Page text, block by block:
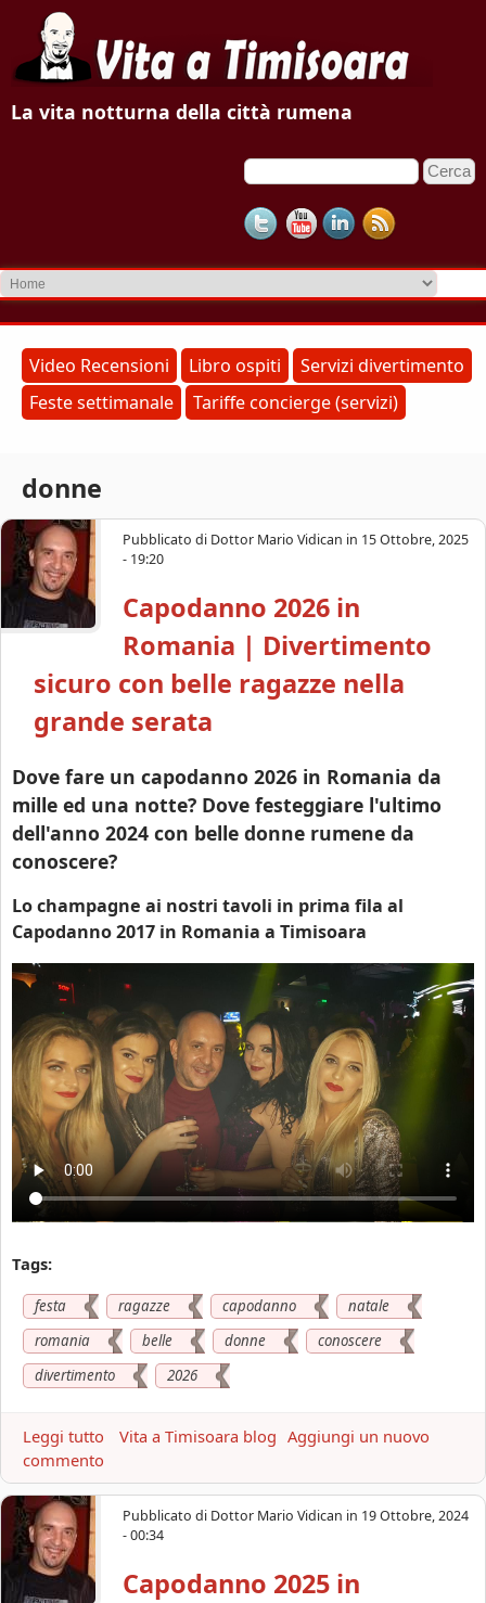
V
a
T
m
s
o
a
r
La vita notturna della città rumena
F
o
r
m
d
i
r
i
c
a
C
r
c
a
Video Recensioni Libro ospiti
Servizi divertimento
Feste settimanale
Tariffe concierge (servizi)
donne
Pubblicato di Dottor Mario Vidican in 15 Ottobre, 2025
- 19:20
Capodanno 2026 in
Romania | Divertimento
sicuro con belle ragazze nella
grande serata
Dove fare un capodanno 2026 in Romania da
mille ed una notte? Dove festeggiare l'ultimo
dell'anno 2024 con belle donne rumene da
conoscere?
Lo champagne ai nostri tavoli in prima fila al
Capodanno 2017 in Romania a Timisoara
Tags:
festa ragazze capodanno
natale
romania
belle donne
conoscere
divertimento
2026
Leggi tutto
o
Vita a Timisoara blog Aggiungi un nuovo
commento
Pubblicato di Dottor Mario Vidican in 19 Ottobre, 2024
- 00:34
Capodanno 2025 in